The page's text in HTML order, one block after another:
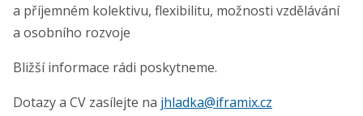
a příjemném kolektivu, flexibilitu, možnosti vzdělávání
a osobního rozvoje
Bližší informace rádi poskytneme.
Dotazy a CV zasílejte na jhladka@iframix.cz